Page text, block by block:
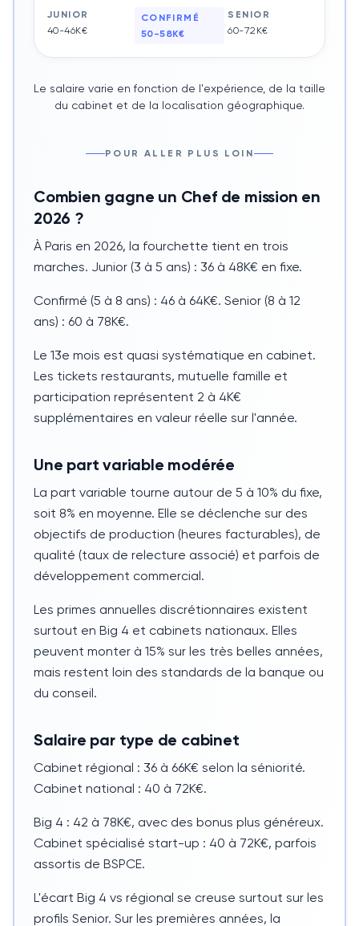
JUNIOR
40-46K€
CONFIRMÉ
50-58K€
SENIOR
60-72K€
Le salaire varie en fonction de l'expérience, de la taille
du cabinet et de la localisation géographique.
POUR ALLER PLUS LOIN
Combien gagne un Chef de mission en
2026 ?
À Paris en 2026, la fourchette tient en trois
marches. Junior (3 à 5 ans) : 36 à 48K€ en fixe.
Confirmé (5 à 8 ans) : 46 à 64K€. Senior (8 à 12
ans) : 60 à 78K€.
Le 13e mois est quasi systématique en cabinet.
Les tickets restaurants, mutuelle famille et
participation représentent 2 à 4K€
supplémentaires en valeur réelle sur l'année.
Une part variable modérée
La part variable tourne autour de 5 à 10% du fixe,
soit 8% en moyenne. Elle se déclenche sur des
objectifs de production (heures facturables), de
qualité (taux de relecture associé) et parfois de
développement commercial.
Les primes annuelles discrétionnaires existent
surtout en Big 4 et cabinets nationaux. Elles
peuvent monter à 15% sur les très belles années,
mais restent loin des standards de la banque ou
du conseil.
Salaire par type de cabinet
Cabinet régional : 36 à 66K€ selon la séniorité.
Cabinet national : 40 à 72K€.
Big 4 : 42 à 78K€, avec des bonus plus généreux.
Cabinet spécialisé start-up : 40 à 72K€, parfois
assortis de BSPCE.
L'écart Big 4 vs régional se creuse surtout sur les
profils Senior. Sur les premières années, la